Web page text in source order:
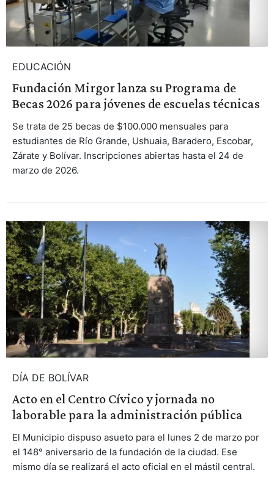
EDUCACIÓN
Fundación Mirgor lanza su Programa de
Becas 2026 para jóvenes de escuelas técnicas
Se trata de 25 becas de $100.000 mensuales para
estudiantes de Río Grande, Ushuaia, Baradero, Escobar,
Zárate y Bolívar. Inscripciones abiertas hasta el 24 de
marzo de 2026.
DÍA DE BOLÍVAR
Acto en el Centro Cívico y jornada no
laborable para la administración pública
El Municipio dispuso asueto para el lunes 2 de marzo por
el 148° aniversario de la fundación de la ciudad. Ese
mismo día se realizará el acto oficial en el mástil central.